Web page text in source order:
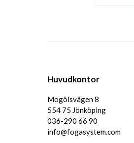
Huvudkontor
Mogölsvägen 8
554 75 Jönköping
036-290 66 90
info@fogasystem.com